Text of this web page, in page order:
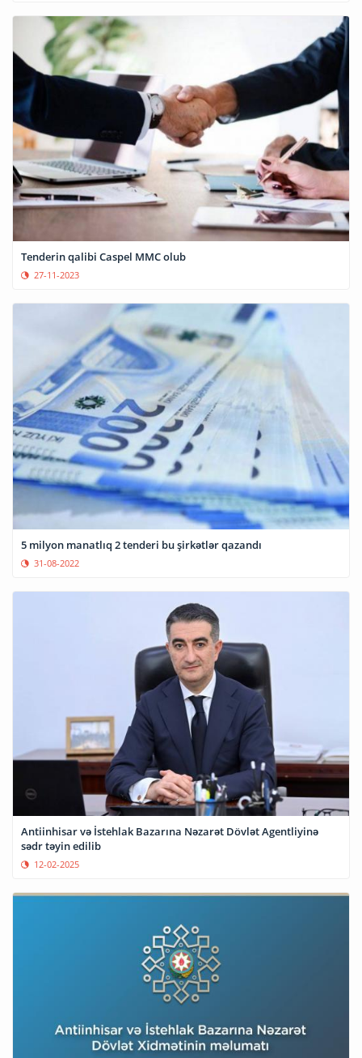
Tenderin qalibi Caspel MMC olub
27-11-2023
5 milyon manatlıq 2 tenderi bu şirkətlər qazandı
31-08-2022
Antiinhisar və İstehlak Bazarına Nəzarət Dövlət Agentliyinə
sədr təyin edilib
12-02-2025